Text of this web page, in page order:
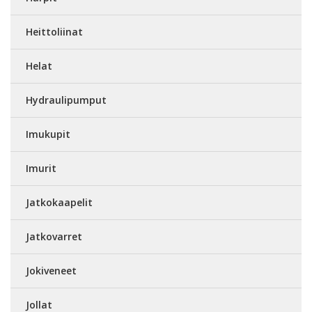
Heittoliinat
Helat
Hydraulipumput
Imukupit
Imurit
Jatkokaapelit
Jatkovarret
Jokiveneet
Jollat